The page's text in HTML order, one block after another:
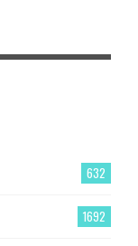
632
1692